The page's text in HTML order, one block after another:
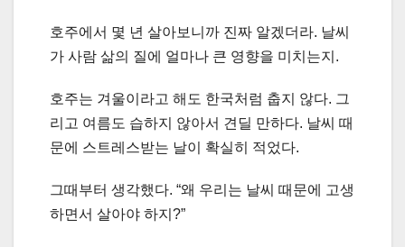
호주에서 몇 년 살아보니까 진짜 알겠더라. 날씨
가 사람 삶의 질에 얼마나 큰 영향을 미치는지.
호주는 겨울이라고 해도 한국처럼 춥지 않다. 그
리고 여름도 습하지 않아서 견딜 만하다. 날씨 때
문에 스트레스받는 날이 확실히 적었다.
그때부터 생각했다. “왜 우리는 날씨 때문에 고생
하면서 살아야 하지?”